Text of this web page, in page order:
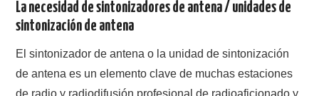
La necesidad de sintonizadores de antena / unidades de
sintonización de antena
El sintonizador de antena o la unidad de sintonización
de antena es un elemento clave de muchas estaciones
de radio y radiodifusión profesional de radioaficionado y